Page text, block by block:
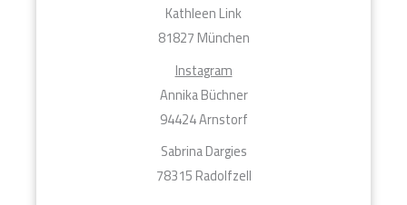
Kathleen Link
81827 München
Instagram
Annika Büchner
94424 Arnstorf
Sabrina Dargies
78315 Radolfzell